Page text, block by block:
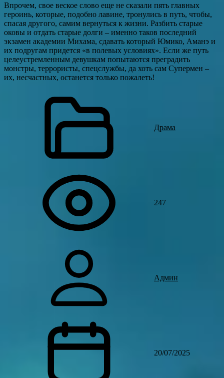
Впрочем, свое веское слово еще не сказали пять главных
героинь, которые, подобно лавине, тронулись в путь, чтобы,
спасая другого, самим вернуться к жизни. Разбить старые
оковы и отдать старые долги – именно таков последний
экзамен академии Михама, сдавать который Юмико, Аманэ и
их подругам придется «в полевых условиях». Если же путь
целеустремленным девушкам попытаются преградить
монстры, террористы, спецслужбы, да хоть сам Супермен –
их, несчастных, останется только пожалеть!
Драма
247
Админ
20/07/2025